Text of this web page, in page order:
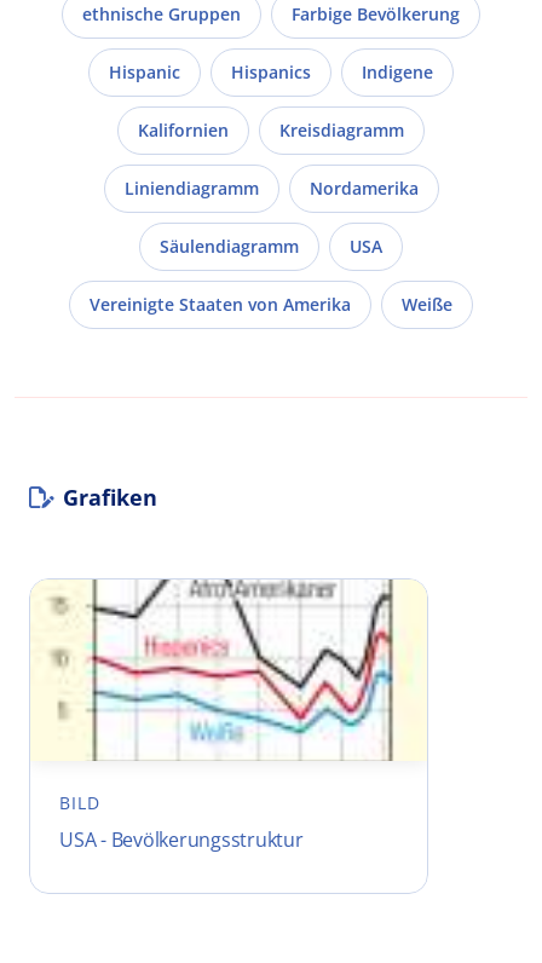
ethnische Gruppen Farbige Bevölkerung
Hispanic Hispanics Indigene
Kalifornien Kreisdiagramm
Liniendiagramm Nordamerika
Säulendiagramm USA
Vereinigte Staaten von Amerika Weiße
Grafiken
BILD
USA - Bevölkerungsstruktur